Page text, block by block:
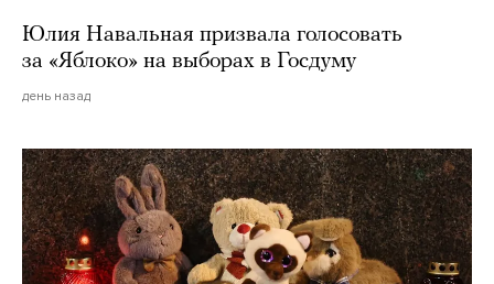
Юлия Навальная призвала голосовать
за «Яблоко» на выборах в Госдуму
день назад